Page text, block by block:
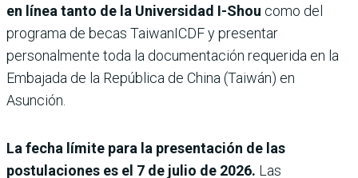
en línea tanto de la Universidad I-Shou como del
programa de becas TaiwanICDF y presentar
personalmente toda la documentación requerida en la
Embajada de la República de China (Taiwán) en
Asunción.
La fecha límite para la presentación de las
postulaciones es el 7 de julio de 2026. Las